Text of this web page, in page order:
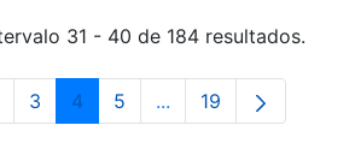
31 - 40 de 184 resultados.
Página
3 Página
4 Página
5 ...Páginas intermedias
Página
19